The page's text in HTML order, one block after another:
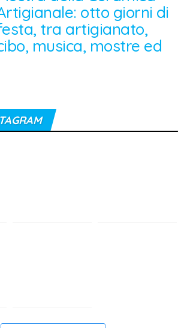
otto giorni di
tra artigianato,
musica, mostre ed